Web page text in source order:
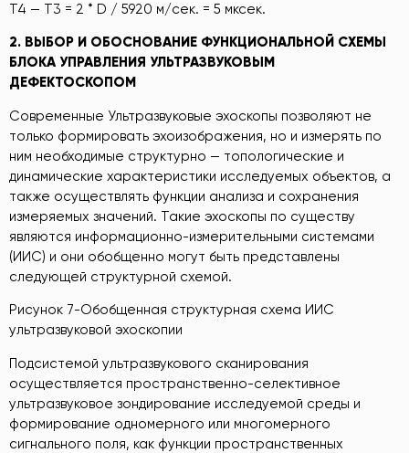
Т4 — Т3 = 2 * D / 5920 м/сек. = 5 мксек.
2. ВЫБОР И ОБОСНОВАНИЕ ФУНКЦИОНАЛЬНОЙ СХЕМЫ
БЛОКА УПРАВЛЕНИЯ УЛЬТРАЗВУКОВЫМ
Д ЕФЕКТОСКОПОМ
Современные Ультразвуковые эхоскопы позволяют не
только формировать эхоизображения, но и измерять по
ним необходимые структурно — топологические и
динамические характеристики исследуемых объектов, а
также осуществлять функции анализа и сохранения
измеряемых значений. Такие эхоскопы по существу
являются информационно-измерительными системами
(ИИС) и они обобщенно могут быть представлены
следующей структурной схемой.
Рисунок 7-Обобщенная структурная схема ИИС
ультразвуковой эхоскопии
Подсистемой ультразвукового сканирования
осуществляется пространственно-селективное
ультразвуковое зондирование исследуемой среды и
формирование одномерного или многомерного
сигнального поля, как функции пространственных